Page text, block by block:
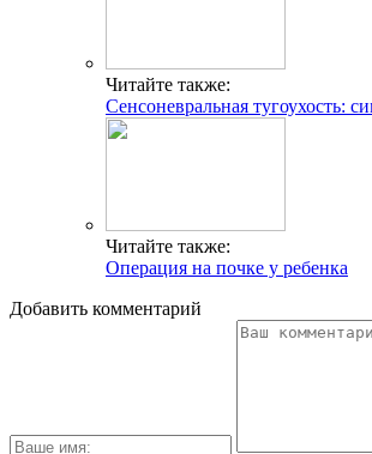
Читайте также:
Сенсоневральная тугоухость:
Читайте также:
Операция на почке у ребенка
Добавить комментарий